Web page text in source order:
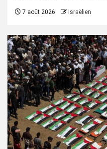
7 août 2026 Israëlien